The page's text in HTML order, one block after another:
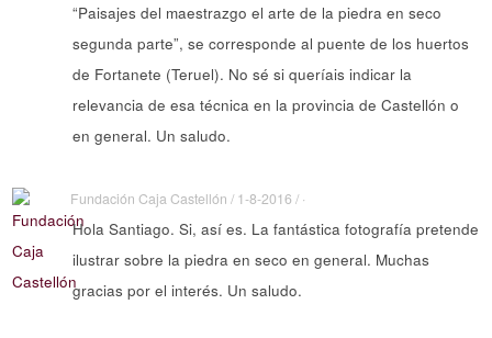
“Paisajes del maestrazgo el arte de la piedra en seco
segunda parte”, se corresponde al puente de los huertos
de Fortanete (Teruel). No sé si queríais indicar la
relevancia de esa técnica en la provincia de Castellón o
en general. Un saludo.
Fundación Caja Castellón / 1-8-2016 / ·
Hola Santiago. Si, así es. La fantástica fotografía pretende
ilustrar sobre la piedra en seco en general. Muchas
gracias por el interés. Un saludo.